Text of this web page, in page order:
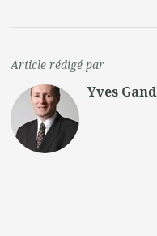
Article rédigé par
Yves